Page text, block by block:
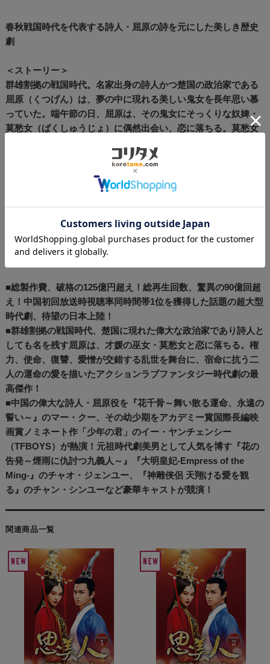
春秋戦国時代を代表する詩人・屈原の詩を元にした美しき歴史
劇
＜ストーリー＞
群雄割拠の戦国時代。名家出身の詩人かつ楚国の政治家である
屈原（くつげん）は、夢の中に現れる美しい鬼女を長年思い慕
っていた。端午節の日、屈原は、その鬼女にそっくりな奴婢・
莫愁女（ばくしゅうじょ）に偶然出会い、恋に落ちる。莫愁女
し、国内外の反乱で危機的状況に置かれていた楚国において、
二人の恋は許されるものではなかった。二人は大きく揺れ動く
国家情勢や、反対勢力と権力者の闘争に巻き込まれても、身分
の危機を救っていった。しかし愛国心と恋の狭間で屈原は疲弊
し、ついに失意に打ちのめされてしまう。身分の全く異なる二
人の恋の行方は・・・？
■総製作費、破格の125億円超え！総再生回数、驚異の90億回超
え！中国初回放送時視聴率同時間帯1位を獲得した話題の超大型
時代劇、待望の日本上陸！
■群雄割拠の戦国時代、楚国に現れた偉大な政治家であり詩人と
しても名を残す屈原は、才媛の巫女・莫愁女と恋に落ちる。権
力、使命、復讐、愛憎が交錯する乱世を舞台に、宿命に抗う二
人の運命の愛を描いたアクションラブファンタジー時代劇の最
高傑作！
■中国の偉大な詩人・屈原役を『花千骨～舞い散る運命、永遠の
誓い～』のマー・クー、その幼少期をアカデミー賞国際長編映
画賞ノミネート作「少年の君」のイー・ヤンチェンシー
（TFBOYS）が熱演！元祖時代劇美男として人気を博す『花の
告発～煙雨に仇討つ九義人～』『大明皇妃-Empress of the
Ming-』のチャオ・ジェンユー、『神雕侠侶 天翔ける愛を観
る』のチャン・シンユーなど豪華キャストが競演！
関連商品一覧